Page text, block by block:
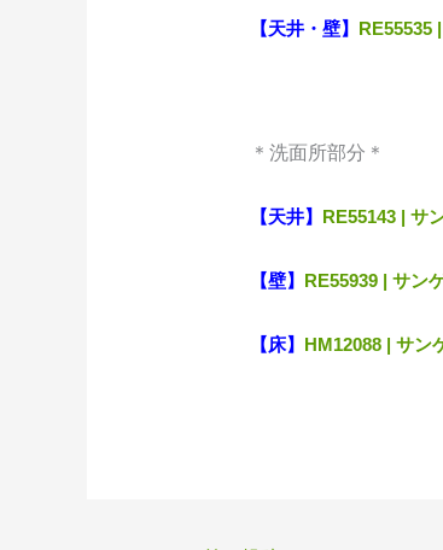
【天井・壁】 RE55535
＊洗面所部分＊
【天井】 RE55143 | サ
【壁】 RE55939 | サン
【床】 HM12088 | サン